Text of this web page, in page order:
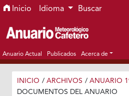
Ir al menú de navegación principal
Ir al contenido principal
Ir al pie de página del sitio
Inicio Idioma Buscar
Anuario Actual Publicados Acerca de
INICIO / ARCHIVOS / ANUARIO
DOCUMENTOS DEL ANUARIO